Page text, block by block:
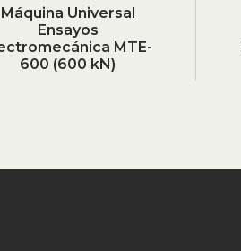
Máquina Universal
Ensayos
MTE-
600 (600 kN)